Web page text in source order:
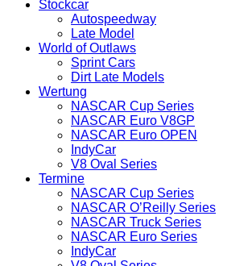
Stockcar
Autospeedway
Late Model
World of Outlaws
Sprint Cars
Dirt Late Models
Wertung
NASCAR Cup Series
NASCAR Euro V8GP
NASCAR Euro OPEN
IndyCar
V8 Oval Series
Termine
NASCAR Cup Series
NASCAR O’Reilly Series
NASCAR Truck Series
NASCAR Euro Series
IndyCar